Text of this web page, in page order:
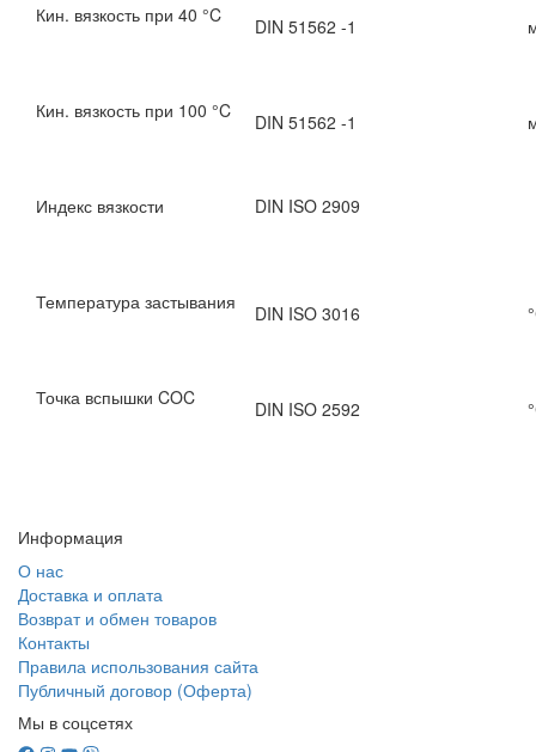
Кин. вязкость при 40 °C DIN 51562 -1
Кин. вязкость при 100 °C DIN 51562 -1
Индекс вязкости DIN ISO 2909
Температура застывания DIN ISO 3016
Точка вспышки COC DIN ISO 2592
Информация
О нас
Доставка и оплата
Возврат и обмен товаров
Контакты
Правила использования сайта
Публичный договор (Оферта)
Мы в соцсетях